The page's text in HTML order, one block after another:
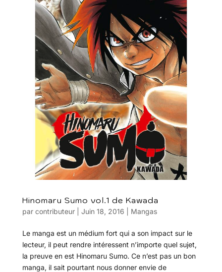
Hinomaru Sumo vol.1 de Kawada
par contributeur| Juin 18, 2016 Mangas
Le manga est un médium fort qui a son impact sur le
lecteur, il peut rendre intéressent n’importe quel sujet,
la preuve en est Hinomaru Sumo. Ce n’est pas un bon
manga, il sait pourtant nous donner envie de